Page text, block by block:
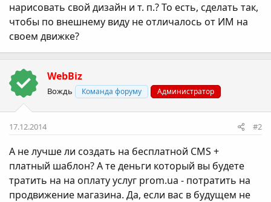
нарисовать свой дизайн и т. п.? То есть, сделать так,
чтобы по внешнему виду не отличалось от ИМ на
своем движке?
WebBiz
Вождь Команда форуму Администратор
17.12.2014 #2
А не лучше ли создать на бесплатной CMS +
платный шаблон? А те деньги который вы будете
тратить на на оплату услуг prom.ua - потратить на
продвижение магазина. Да, если вас в будущем не